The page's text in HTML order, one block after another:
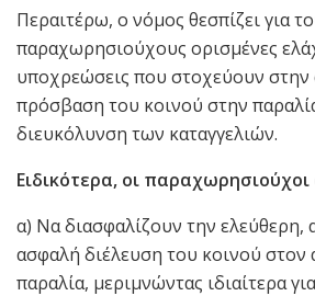
Περαιτέρω, ο νόμος θεσπίζει για
παραχωρησιούχους ορισμένες
υποχρεώσεις που στοχεύουν
πρόσβαση του κοινού στην
διευκόλυνση των καταγγελιών.
Ειδικότερα, οι
α) Να διασφαλίζουν την ελεύθερη,
ασφαλή διέλευση του κοινού στον
παραλία, μεριμνώντας ιδιαίτερα